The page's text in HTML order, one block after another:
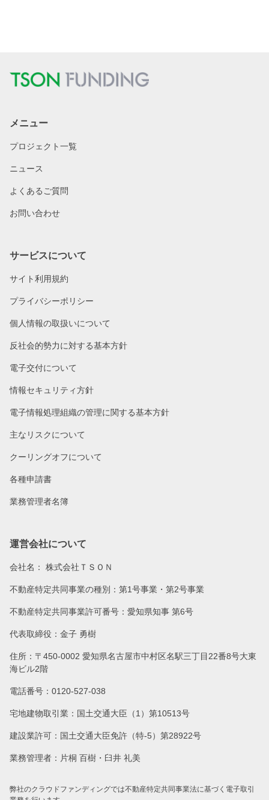
メニュー
プロジェクト一覧
ニュース
よくあるご質問
お問い合わせ
サービスについて
サイト利用規約
プライバシーポリシー
個人情報の取扱いについて
反社会的勢力に対する基本方針
電子交付について
情報セキュリティ方針
電子情報処理組織の管理に関する基本方針
主なリスクについて
クーリングオフについて
各種申請書
業務管理者名簿
運営会社について
会社名： 株式会社ＴＳＯＮ
不動産特定共同事業の種別：第1号事業・第2号事業
不動産特定共同事業許可番号：愛知県知事 第6号
代表取締役：金子 勇樹
住所：〒450-0002 愛知県名古屋市中村区名駅三丁目22番8号大東
海ビル2階
電話番号：0120-527-038
宅地建物取引業：国土交通大臣（1）第10513号
建設業許可：国土交通大臣免許（特-5）第28922号
業務管理者：片桐 百樹・臼井 礼美
弊社のクラウドファンディングでは不動産特定共同事業法に基づく電子取引